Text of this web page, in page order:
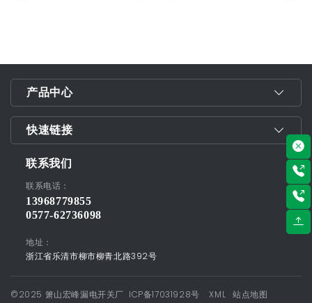
产品中心
快速链接
联系我们
联系电话：
13968779855
0577-62736098
地址：
浙江省乐清市柳市柳青北路392号
©2025 箫山宏峰漏电开关厂 ICP备17031928号 XML 站点地图